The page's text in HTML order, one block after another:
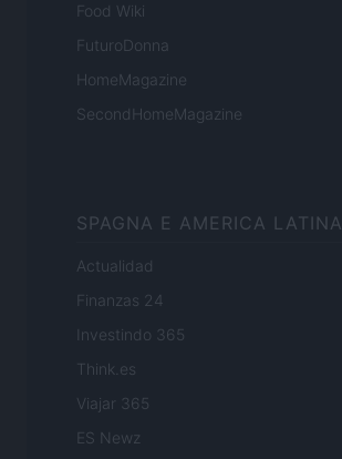
Food Wiki
FuturoDonna
HomeMagazine
SecondHomeMagazine
SPAGNA E AMERICA LATINA
Actualidad
Finanzas 24
Investindo 365
Think.es
Viajar 365
ES Newz